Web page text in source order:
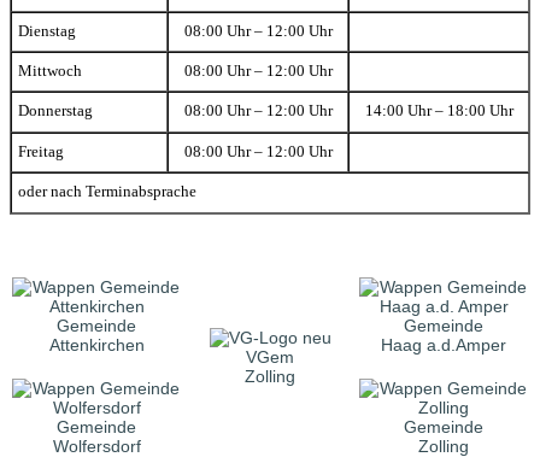
Dienstag 08:00 Uhr – 12:00 Uhr
Mittwoch 08:00 Uhr – 12:00 Uhr
Donnerstag 08:00 Uhr – 12:00 Uhr 14:00 Uhr – 18:00 Uhr
Freitag 08:00 Uhr – 12:00 Uhr
oder nach Terminabsprache
Gemeinde
Attenkirchen
VGem
Zolling
Gemeinde
Haag a.d.Amper
Gemeinde
Wolfersdorf
Gemeinde
Zolling